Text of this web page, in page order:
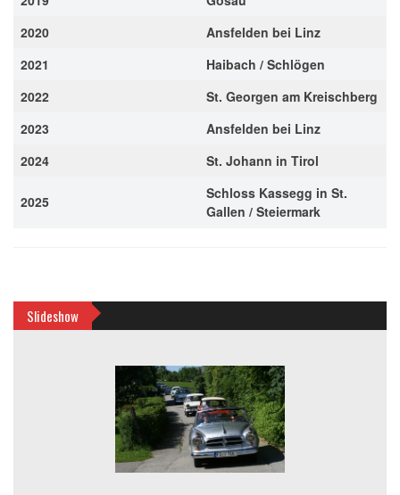
2020
Ansfelden bei Linz
2021
Haibach / Schlögen
2022
St. Georgen am Kreischberg
2023
Ansfelden bei Linz
2024
St. Johann in Tirol
2025
Schloss Kassegg in St.
Gallen / Steiermark
Slideshow